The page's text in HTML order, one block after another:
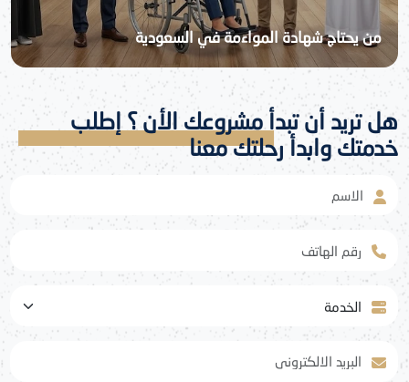
من يحتاج شهادة المواءمة في السعودية
هل تريد أن تبدأ مشروعك الأن ؟ إطلب
خدمتك وابدأ رحلتك معنا